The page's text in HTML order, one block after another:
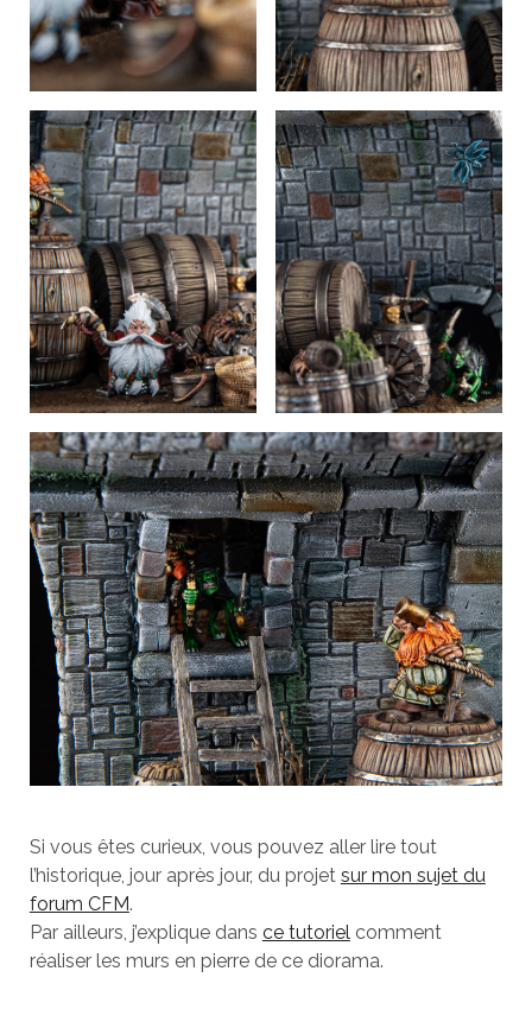
Si vous êtes curieux, vous pouvez aller lire tout
l’historique, jour après jour, du projet sur mon sujet du
forum CFM.
Par ailleurs, j’explique dans ce tutorielcomment
réaliser les murs en pierre de ce diorama.